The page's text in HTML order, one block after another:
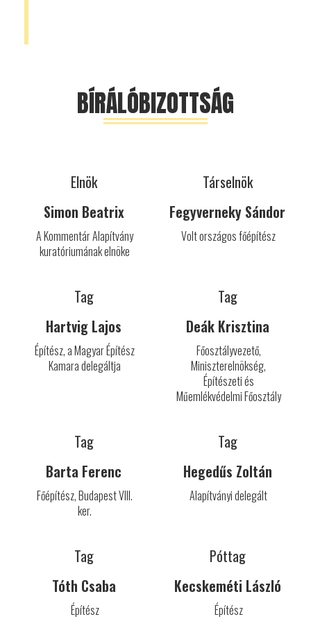
BÍRÁLÓBIZOTTSÁG
Elnök
Simon Beatrix
A Kommentár Alapítvány
kuratóriumának elnöke
Társelnök
Fegyverneky Sándor
Volt országos főépítész
Tag
Hartvig Lajos
Építész, a Magyar Építész
Kamara delegáltja
Tag
Deák Krisztina
Főosztályvezető,
Miniszterelnökség,
Építészeti és
Műemlékvédelmi Főosztály
Tag
Barta Ferenc
Főépítész, Budapest VIII.
ker.
Tag
Hegedűs Zoltán
Alapítványi delegált
Tag
Tóth Csaba
Építész
Póttag
Kecskeméti László
Építész